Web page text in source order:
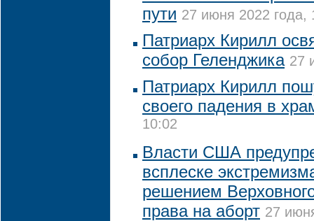
пути 27 июня 2022 года,
Патриарх Кирилл
собор Геленджика 27
Патриарх Кирилл
своего падения в
10:02
Власти США
всплеске
решением
права на аборт 27